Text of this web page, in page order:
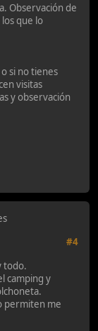
Observación de
que lo
si no tienes
visitas
y observación
#4
todo.
camping y
permiten me